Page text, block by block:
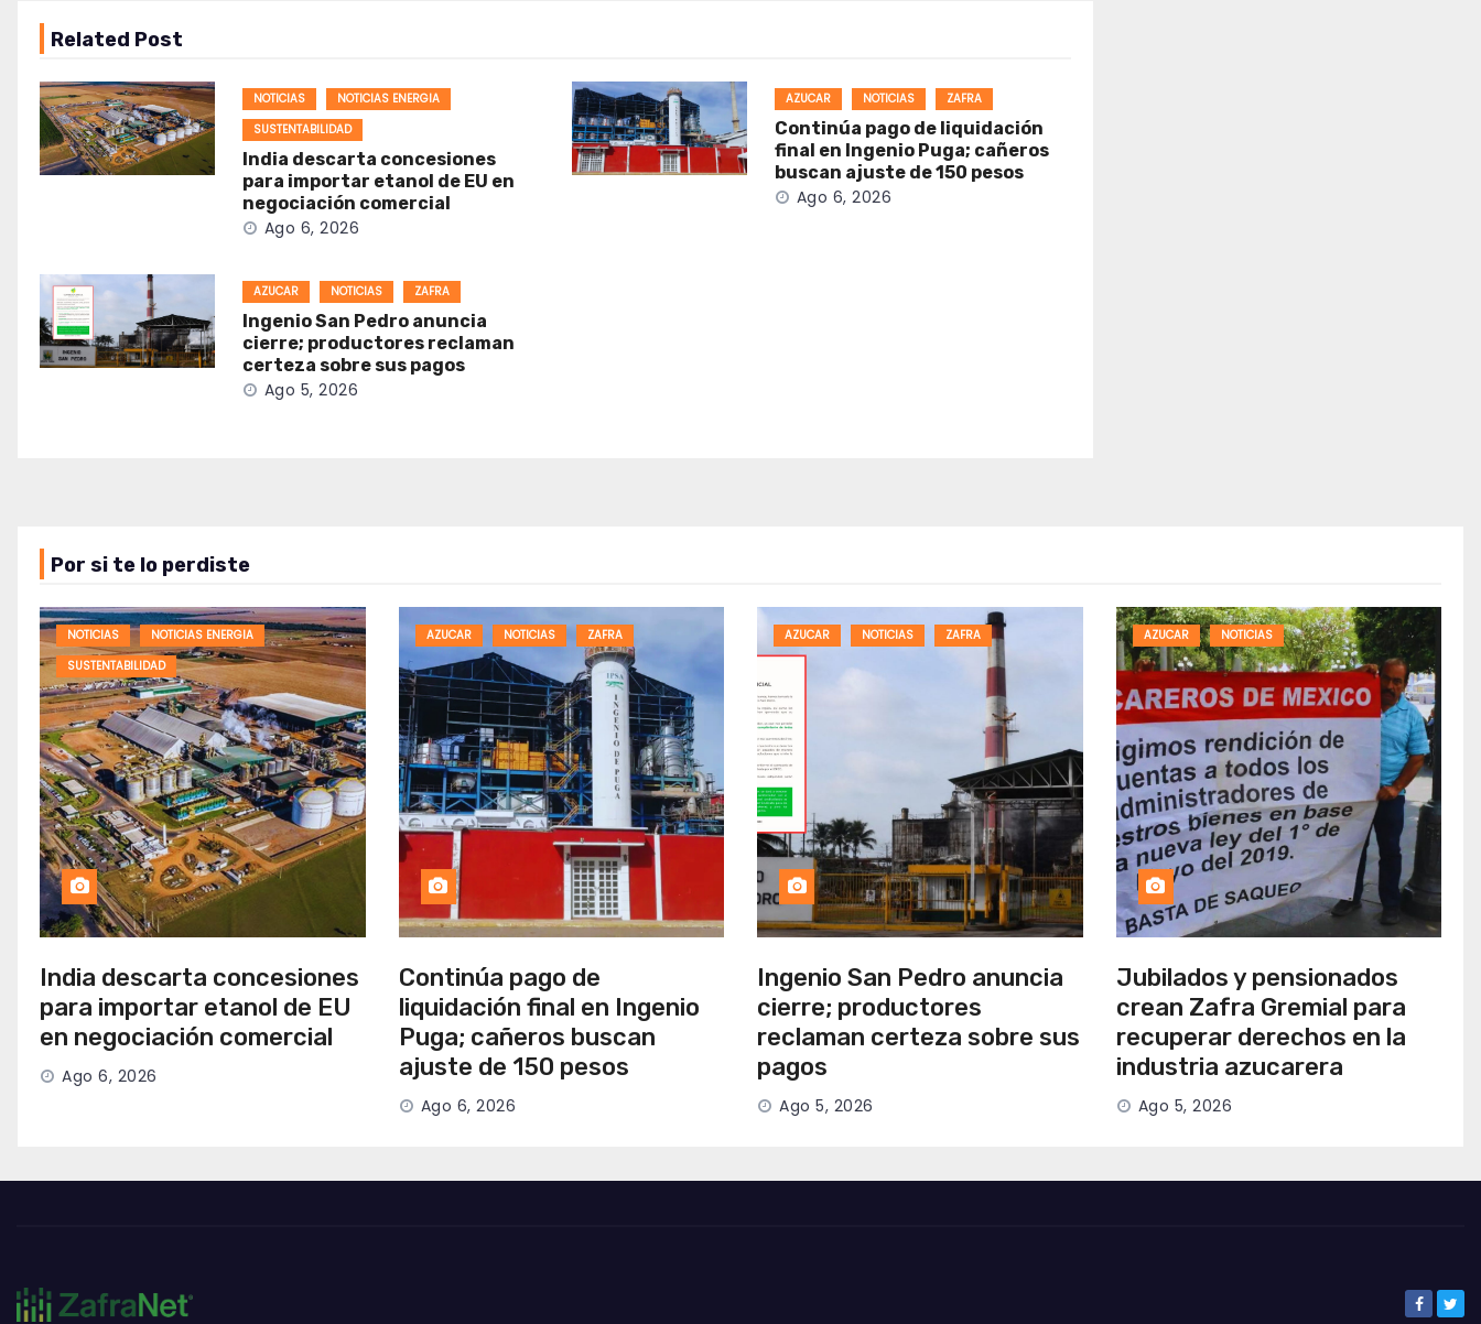
Related Post
NOTICIAS
NOTICIAS ENERGIA
SUSTENTABILIDAD
India descarta concesiones
para importar etanol de EU en
negociación comercial
Ago 6, 2026
AZUCAR NOTICIAS ZAFRA
Continúa pago de liquidación
final en Ingenio Puga; cañeros
buscan ajuste de 150 pesos
Ago 6, 2026
AZUCAR NOTICIAS ZAFRA
Ingenio San Pedro anuncia
cierre; productores reclaman
certeza sobre sus pagos
Ago 5, 2026
Por si te lo perdiste
NOTICIAS
NOTICIAS ENERGIA
SUSTENTABILIDAD
India descarta concesiones
para importar etanol de EU
en negociación comercial
Ago 6, 2026
AZUCAR NOTICIAS ZAFRA
Continúa pago de
liquidación final en Ingenio
Puga; cañeros buscan
ajuste de 150 pesos
Ago 6, 2026
AZUCAR NOTICIAS ZAFRA
Ingenio San Pedro anuncia
cierre; productores
reclaman certeza sobre sus
pagos
Ago 5, 2026
AZUCAR NOTICIAS
Jubilados y pensionados
crean Zafra Gremial para
recuperar derechos en la
industria azucarera
Ago 5, 2026